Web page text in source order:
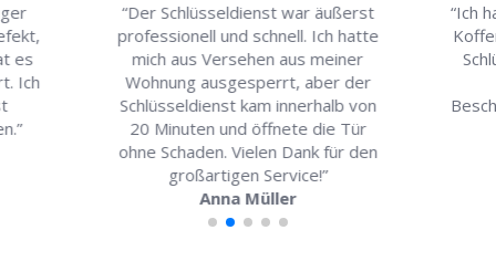
es
Ich
“Der Schlüsseldienst war äußerst
professionell und schnell. Ich hatte
mich aus Versehen aus meiner
Wohnung ausgesperrt, aber der
Schlüsseldienst kam innerhalb von
20 Minuten und öffnete die Tür
ohne Schaden. Vielen Dank für den
großartigen Service!”
Anna Müller
“Ich